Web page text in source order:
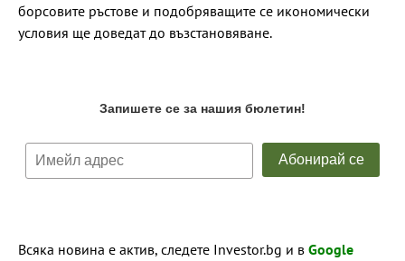
борсовите ръстове и подобряващите се икономически
условия ще доведат до възстановяване.
Всяка новина е актив, следете Investor.bg и в Google